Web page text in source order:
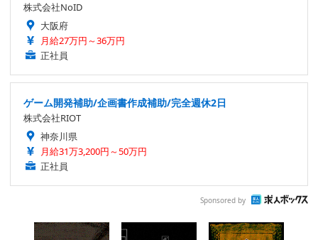
株式会社NoID
大阪府
月給27万円～36万円
正社員
ゲーム開発補助/企画書作成補助/完全週休2日
株式会社RIOT
神奈川県
月給31万3,200円～50万円
正社員
Sponsored by